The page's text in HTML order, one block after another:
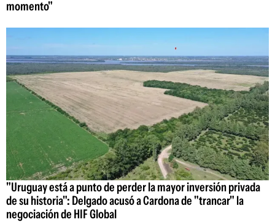
momento"
"Uruguay está a punto de perder la mayor inversión privada
de su historia": Delgado acusó a Cardona de "trancar" la
negociación de HIF Global